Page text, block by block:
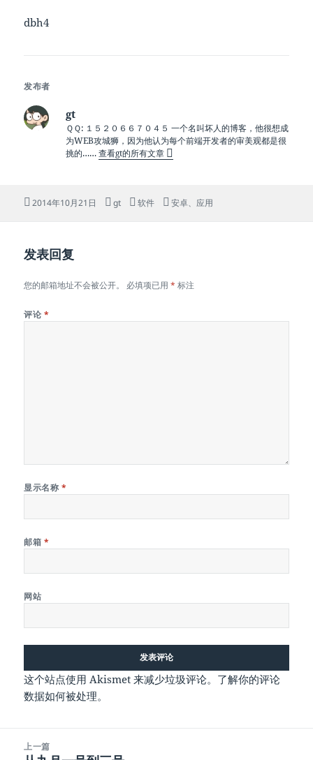
dbh4
发布者
gt
ＱＱ: １５２０６６７０４５ 一个名叫坏人的博客，他很想成
为WEB攻城狮，因为他认为每个前端开发者的审美观都是很
挑的……查看gt的所有文章
发
2014年10月21日
作
gt
分
软件
标
安卓、 应用
发表回复
您的邮箱地址不会被公开。 必填项已用* 标注
评论 *
显示名称 *
邮箱 *
网站
这个站点使用 Akismet 来减少垃圾评论。 了解你的评论
数据如何被处理。
上一篇